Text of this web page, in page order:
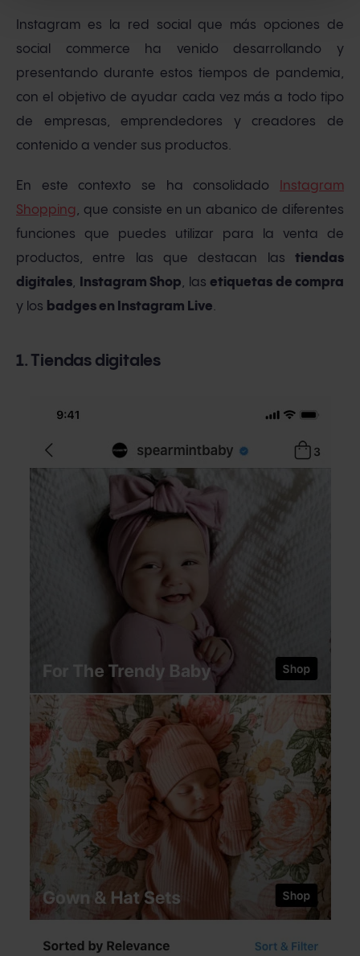
Instagram es la red social que más opciones de
social commerce ha venido desarrollando y
presentando durante estos tiempos de pandemia,
con el objetivo de ayudar cada vez más a todo tipo
de empresas, emprendedores y creadores de
contenido a vender sus productos.
En este contexto se ha consolidado
Instagram
Shopping , que consiste en un abanico de diferentes
funciones que puedes utilizar para la venta de
productos, entre las que destacan las tiendas
digitales, Instagram Shop, las etiquetas de compra
y los badges en Instagram Live.
1. Tiendas digitales